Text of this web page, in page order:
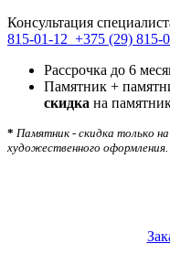
Консультация
815-01-12 +375 (29) 815-
Рассрочка до 6
Памятник +
скидка на
* Памятник - скидка только
художественного оформления.